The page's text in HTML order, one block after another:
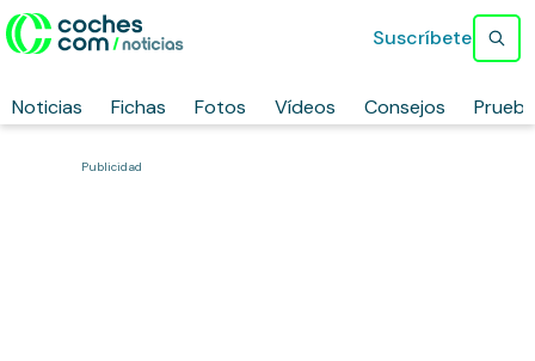
Noticias Fichas Fotos Vídeos Consejos
Suscríbete
Publicidad